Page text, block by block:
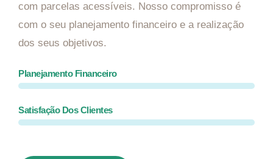
com parcelas acessíveis. Nosso compromisso é
com o seu planejamento financeiro e a realização
dos seus objetivos.
Planejamento Financeiro
Satisfação Dos Clientes